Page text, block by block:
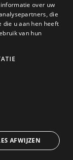
Ibiza
WhatsApp
over uw
die
die u aan hen heeft
van hun
AFWIJZEN